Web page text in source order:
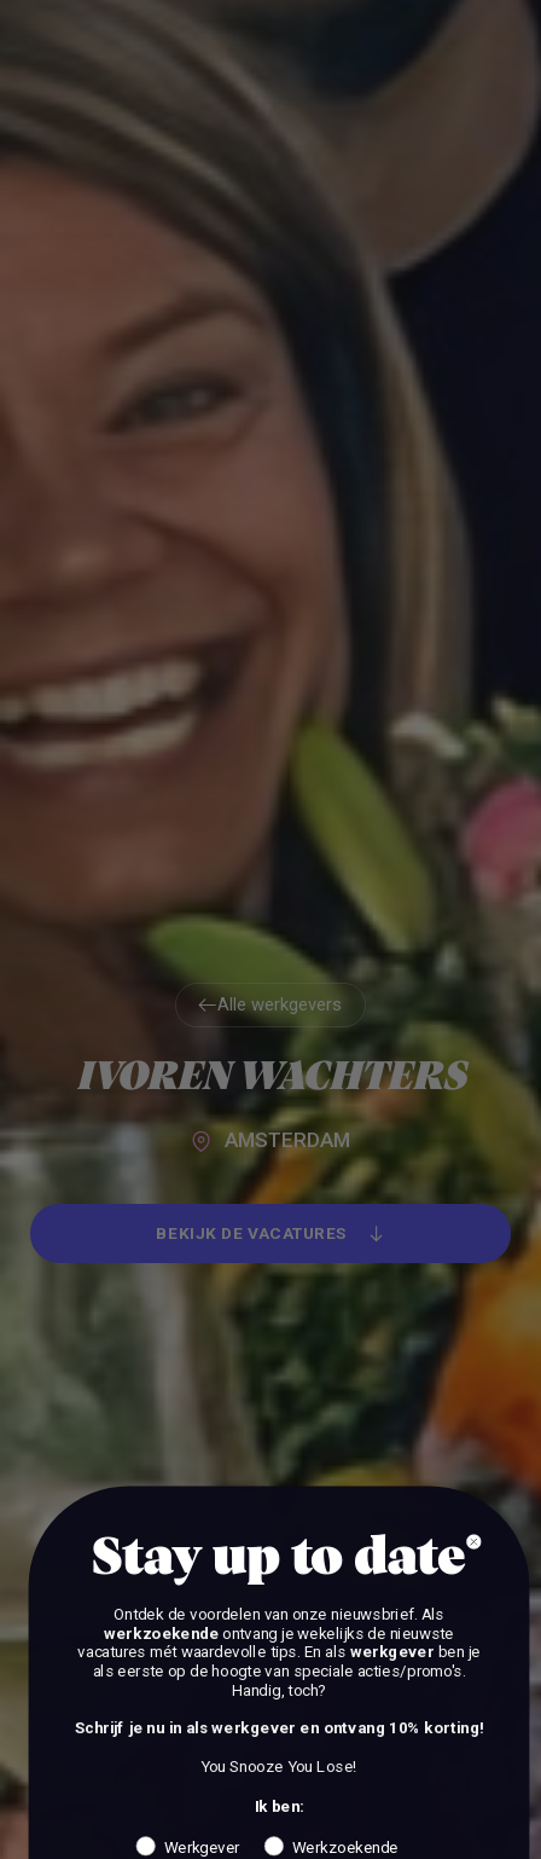
Alle werkgevers
Alle werkgevers
IVOREN WACHTERS
AMSTERDAM
BEKIJK DE VACATURES
BEKIJK DE VACATURES
Stay up to date
Ontdek de voordelen van onze nieuwsbrief. Als
werkzoekendeontvang je wekelijks de nieuwste
vacatures mét waardevolle tips. En als werkgever ben je
als eerste op de hoogte van speciale acties/promo's.
Handig, toch?
Schrijf je nu in als werkgever en ontvang 10% korting!
You Snooze You Lose!
Ik ben:
Werkgever Werkzoekende